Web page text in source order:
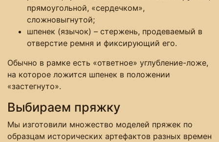
прямоугольной, «сердечком»,
сложновыгнутой;
шпенек (язычок) – стержень, продеваемый в
отверстие ремня и фиксирующий его.
Обычно в рамке есть «ответное» углубление-ложе,
на которое ложится шпенек в положении
«застегнуто».
Выбираем пряжку
Мы изготовили множество моделей пряжек по
образцам исторических артефактов разных времен